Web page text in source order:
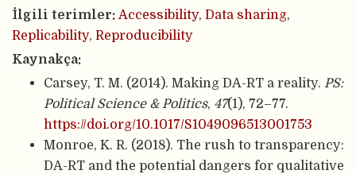
İlgili terimler: Accessibility, Data sharing,
Replicability, Reproducibility
Kaynakça:
Carsey, T. M. (2014). Making DA-RT a reality. PS:
Political Science & Politics, 47(1), 72–77.
https://doi.org/10.1017/S1049096513001753
Monroe, K. R. (2018). The rush to transparency:
DA-RT and the potential dangers for qualitative